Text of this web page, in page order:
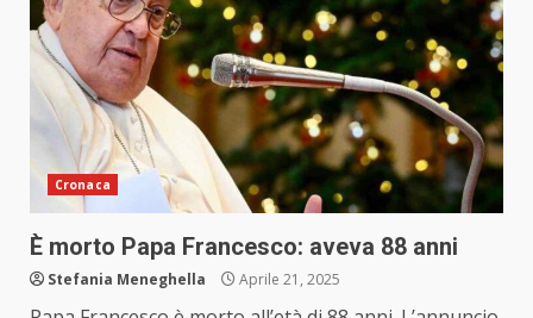
Cronaca
È morto Papa Francesco: aveva 88 anni
Stefania Meneghella Aprile 21, 2025